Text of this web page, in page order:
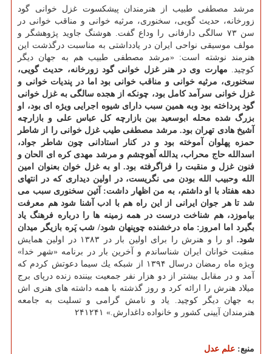
مرشد مصطفی طبیب از هنرمندان پیشكسوت غزل خوانی گود
زورخانه، حدیث گویی، سخنوری، مرثیه خوانی و مناقب خوانی در
سن ۷۳ سالگی دارفانی را وداع گفت. هوشنگ جاوید پژوهشگر و
مولف موسیقی نواحی ایران در یادداشتی به مناسبت درگذشت این
هنرمند نوشته است: «مرشد مصطفی طبیب هم به جهان دیگر
كوچید. مهارت وی در هنر غزل خوانی گود زورخانه، حدیث گویی،
سخنوری، مرثیه خوانی و مناقب خوانی بود اما در پندیات خوانی و
غزل خوانی سرآمد كامل بود، چونكه از هجده سالگی به غزل خوانی
گود پرداخته بود وبه همین سبب دارای شیوه اجرایی ویژه ای بود، او
بزرگ شده محله ابوسعید بین بازارچه كل عباس علی و بازارچه
آشیخ هادی تهران بود. مرشد مصطفی طیب غزل خوانی را از شاطر
حمزه پهلوان آموخته بود و در كنار استادانی چون شاطر جواد،
اسدالله حاج محراب، یدالله آهوچشم و مرشد مهدی كره ای الحان و
فنون غزل و منقبت را فراگرفته بود. او به غزل خوان بعنوان امین
الله وحبیب الله بودن می نگریست، در اولین دیداری كه در انتهای
دهه هفتاد با او داشتم، به من اظهار داشت: آئین سخنوری سبب می
شد تا هر جوان ایرانی از این راه هم با ادب آشنا شود هم معرفت
بیاموزد، هم شناخت درست در همه زمینه ها را درباره فرهنگ یاد
بگیرد اما امروز: ماه درخشنده چوپنهان شود/ شب پَره بازیگر میدان
شود.
او را و هنرش را برای اولین بار در ۱۳۸۳ در اولین همایش
منقبت خوانان ایران شناساندم و آخرین بار در برنامه «شهر خدا»
ویژه ماه رمضان درسال ۱۳۹۴ از شبكه یك سیما دعوتش كردم كه
آمد و در مقابل بیشتر از دو هزار نفر جمعیت بیننده زنده درپای برج
میلاد هنرش را ارائه كرد و روز گذشته با همه داشته های هنری اش
به جهان دیگر كوچید. یاد و نامش گرامی و تسلیت به جامعه
هنرمندان آیینی كشور و خانواده داغدارش.» ۲۴۱۲۴۱
منبع: علم عدل